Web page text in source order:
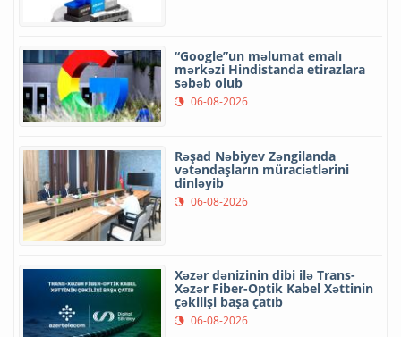
“Google”un məlumat emalı
mərkəzi Hindistanda etirazlara
səbəb olub
06-08-2026
Rəşad Nəbiyev Zəngilanda
vətəndaşların müraciətlərini
dinləyib
06-08-2026
Xəzər dənizinin dibi ilə Trans-
Xəzər Fiber-Optik Kabel Xəttinin
çəkilişi başa çatıb
06-08-2026